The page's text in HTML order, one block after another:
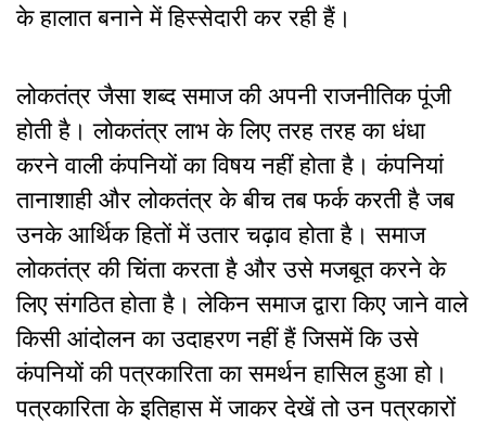
के हालात बनाने में हिस्सेदारी कर रही हैं।
लोकतंत्र जैसा शब्द समाज की अपनी राजनीतिक पूंजी
होती है। लोकतंत्र लाभ के लिए तरह तरह का धंधा
करने वाली कंपनियों का विषय नहीं होता है। कंपनियां
तानाशाही और लोकतंत्र के बीच तब फर्क करती है जब
उनके आर्थिक हितों में उतार चढ़ाव होता है। समाज
लोकतंत्र की चिंता करता है और उसे मजबूत करने के
लिए संगठित होता है। लेकिन समाज द्वारा किए जाने वाले
किसी आंदोलन का उदाहरण नहीं हैं जिसमें कि उसे
कंपनियों की पत्रकारिता का समर्थन हासिल हुआ हो।
पत्रकारिता के इतिहास में जाकर देखें तो उन पत्रकारों